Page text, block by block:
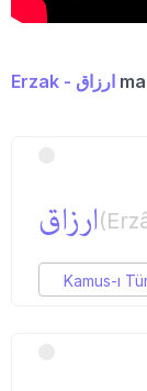
Erzak - ارزاق
ارزاق
Kamus-ı